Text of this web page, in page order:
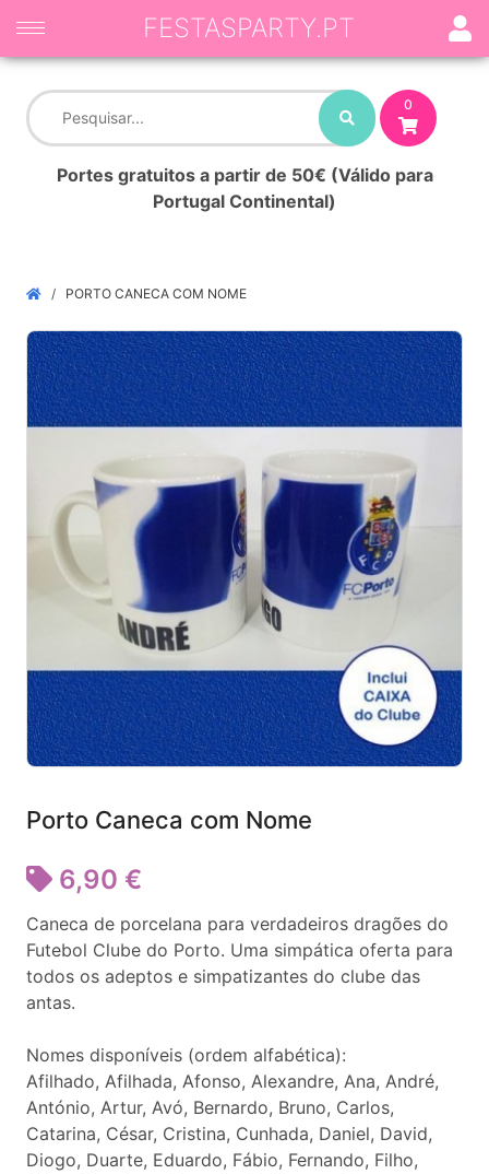
0
Portes gratuitos a partir de 50€ (Válido para
Portugal Continental)
FESTASPARTY.PT
PORTO CANECA COM NOME
Porto Caneca com Nome
6,90 €
Caneca de porcelana para verdadeiros dragões do
Futebol Clube do Porto. Uma simpática oferta para
todos os adeptos e simpatizantes do clube das
antas.
Nomes disponíveis (ordem alfabética):
Afilhado, Afilhada, Afonso, Alexandre, Ana, André,
António, Artur, Avó, Bernardo, Bruno, Carlos,
Catarina, César, Cristina, Cunhada, Daniel, David,
Diogo, Duarte, Eduardo, Fábio, Fernando, Filho,